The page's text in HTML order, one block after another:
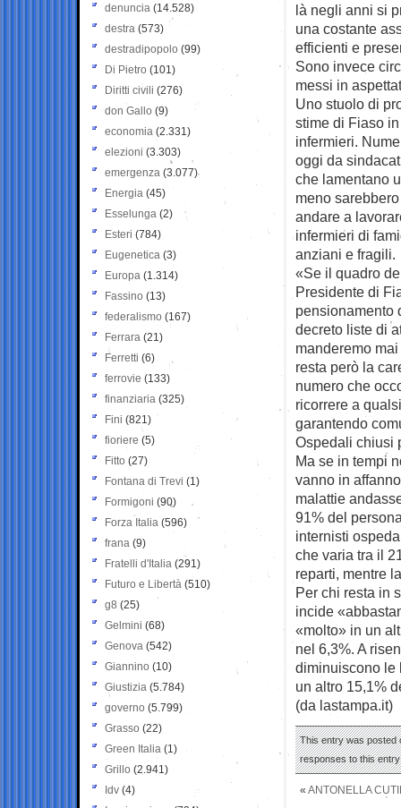
là negli anni si
una costante
efficienti e
Sono invece
messi in
Uno stuolo di
stime di Fiaso
infermieri.
oggi da
che lamentano
meno
andare a
infermieri di
anziani e fragili.
«Se il quadro
Presidente di
pensionamento
decreto liste di
manderemo
resta però la
numero che
ricorrere a
garantendo
Ospedali chiusi
Ma se in tempi
vanno in
malattie
91% del
internisti
che varia tra il
reparti, mentre
Per chi resta in
incide
«molto» in un
nel 6,3%. A
diminuiscono le
un altro 15,1%
(da lastampa.it)
This entry was posted
responses to this
« ANTONELLA
denuncia (14.528)
destra (573)
destradipopolo (99)
Di Pietro (101)
Diritti civili (276)
don Gallo (9)
economia (2.331)
elezioni (3.303)
emergenza (3.077)
Energia (45)
Esselunga (2)
Esteri (784)
Eugenetica (3)
Europa (1.314)
Fassino (13)
federalismo (167)
Ferrara (21)
Ferretti (6)
ferrovie (133)
finanziaria (325)
Fini (821)
fioriere (5)
Fitto (27)
Fontana di Trevi (1)
Formigoni (90)
Forza Italia (596)
frana (9)
Fratelli d'Italia (291)
Futuro e Libertà (510)
g8 (25)
Gelmini (68)
Genova (542)
Giannino (10)
Giustizia (5.784)
governo (5.799)
Grasso (22)
Green Italia (1)
Grillo (2.941)
Idv (4)